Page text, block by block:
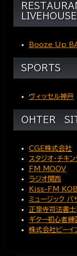
Booze Up
SPORTS
ヴィッセル神戸
OHTER
CGE株式会社
スタジオ・チキ
FM MOOV
ラジオ関西
Kiss-FM
ミュージック バ
正泉寺司法書
ギター初心者
株式会社ビーイ